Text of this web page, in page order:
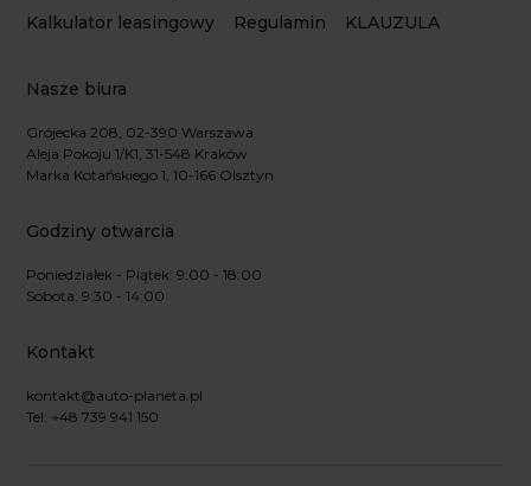
Kalkulator leasingowy
Regulamin KLAUZULA
Nasze biura
Grójecka 208, 02-390 Warszawa
Aleja Pokoju 1/K1, 31-548 Kraków
Marka Kotańskiego 1, 10-166 Olsztyn
Godziny otwarcia
Poniedziałek - Piątek: 9:00 - 18:00
Sobota: 9:30 - 14:00
Kontakt
kontakt@auto-planeta.pl
Tel: +48 739 941 150